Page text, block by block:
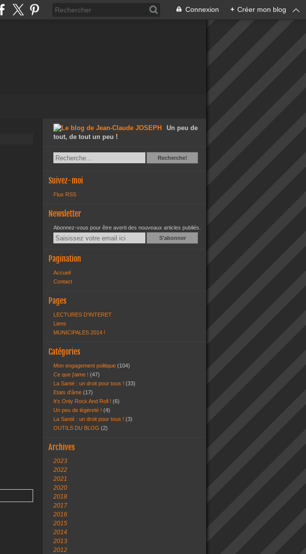
Connexion + Créer mon blog
Un peu de
tout, de tout un peu !
RechercheRecherche!
Suivez-moi
Flux RSS
Newsletter
Abonnez-vous pour être averti des nouveaux articles publiés.
Email
Pagination
Accueil
Contact
Pages
LECTURES D'INTERET
Liens
MUNICIPALES 2014 !
Catégories
Mon engagement politique (104)
Ce que j'aime ! (47)
La Santé : un droit pour tous ! (33)
Etats d'âme (17)
It's Only Rock And Roll ! (6)
Un peu de légèreté ! (4)
La Santé : un droit pour tous ! (3)
OUTILS DU BLOG (2)
Archives
2023
2022
2021
2020
2018
2017
2016
2015
2014
2013
2012